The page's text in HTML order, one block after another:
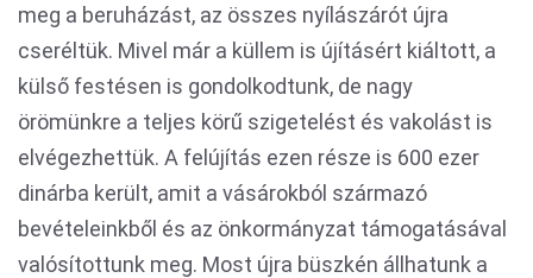
meg a beruházást, az összes nyílászárót újra
cseréltük. Mivel már a küllem is újításért kiáltott, a
külső festésen is gondolkodtunk, de nagy
örömünkre a teljes körű szigetelést és vakolást is
elvégezhettük. A felújítás ezen része is 600 ezer
dinárba került, amit a vásárokból származó
bevételeinkből és az önkormányzat támogatásával
valósítottunk meg. Most újra büszkén állhatunk a